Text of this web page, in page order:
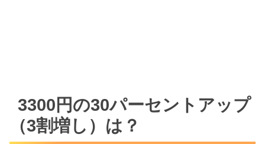
3300円の30パーセントアップ
（3割増し）は？